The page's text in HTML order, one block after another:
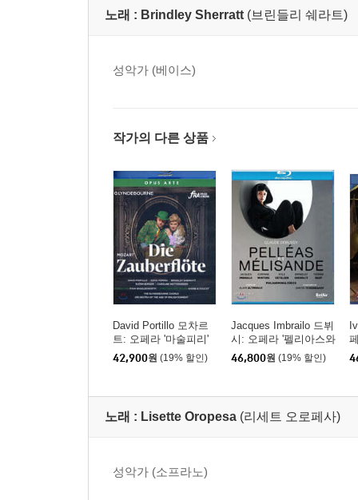
노래 : Brindley Sherratt (브린들리 쉐라트)
성악가 (베이스)
작가의 다른 상품
David Portillo 모차르
트: 오페라 '마술피리'
(Mozart: Die Zauberflot
42,900원 (19% 할인)
Jacques Imbrailo 드뷔
시: 오페라 '펠리아스와
멜리장드' (Debussy: P
elleas et Melisande)
46,800원 (19% 할인)
노래 : Lisette Oropesa (리세트 오로페사)
성악가 (소프라노)